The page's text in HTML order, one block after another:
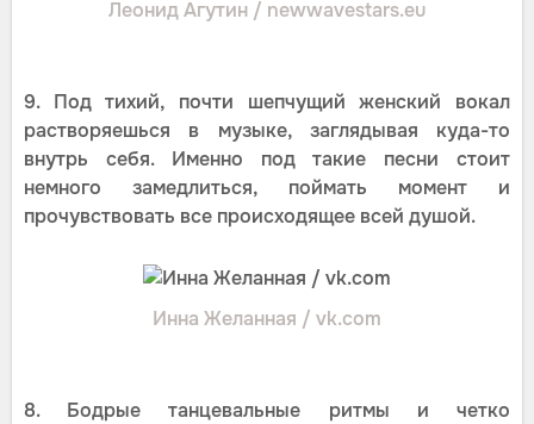
Леонид Агутин / newwavestars.eu
9. Под тихий, почти шепчущий женский вокал
растворяешься в музыке, заглядывая куда-то
внутрь себя. Именно под такие песни стоит
немного замедлиться, поймать момент и
прочувствовать все происходящее всей душой.
Инна Желанная / vk.com
8. Бодрые танцевальные ритмы и четко